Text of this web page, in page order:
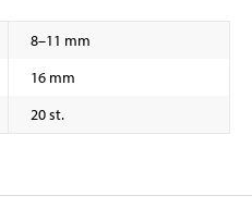
8–11 mm
16 mm
20 st.